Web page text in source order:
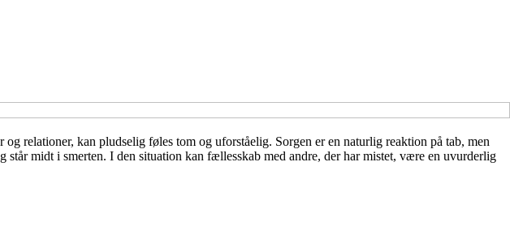
relationer, kan pludselig føles tom og uforståelig. Sorgen er en naturlig reaktion på tab, men
midt i smerten. I den situation kan fællesskab med andre, der har mistet, være en uvurderlig